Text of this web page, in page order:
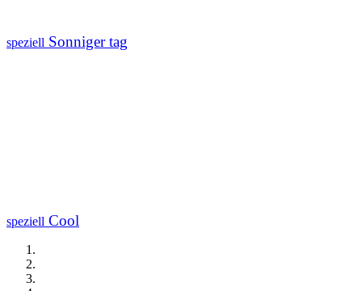
speziell Sonniger tag
speziell Cool